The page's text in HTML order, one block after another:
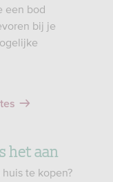
een bod
bij je
het aan
te kopen?